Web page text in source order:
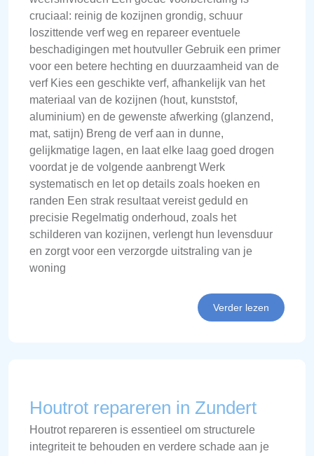
cruciaal: reinig de kozijnen grondig, schuur
loszittende verf weg en repareer eventuele
beschadigingen met houtvuller Gebruik een primer
voor een betere hechting en duurzaamheid van de
verf Kies een geschikte verf, afhankelijk van het
materiaal van de kozijnen (hout, kunststof,
aluminium) en de gewenste afwerking (glanzend,
mat, satijn) Breng de verf aan in dunne,
gelijkmatige lagen, en laat elke laag goed drogen
voordat je de volgende aanbrengt Werk
systematisch en let op details zoals hoeken en
randen Een strak resultaat vereist geduld en
precisie Regelmatig onderhoud, zoals het
schilderen van kozijnen, verlengt hun levensduur
en zorgt voor een verzorgde uitstraling van je
woning
Verder lezen
Houtrot repareren in Zundert
Houtrot repareren is essentieel om structurele
integriteit te behouden en verdere schade aan je